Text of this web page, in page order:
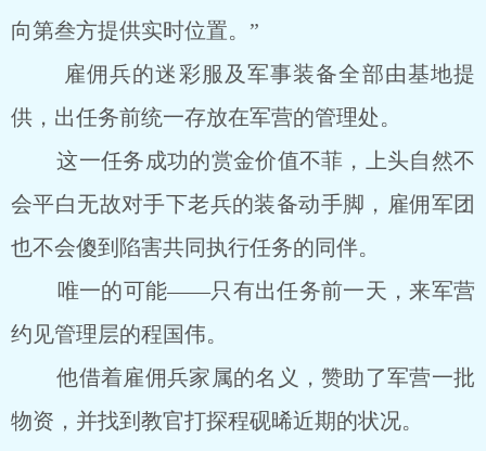
向第叁方提供实时位置。”
雇佣兵的迷彩服及军事装备全部由基地提
供，出任务前统一存放在军营的管理处。
这一任务成功的赏金价值不菲，上头自然不
会平白无故对手下老兵的装备动手脚，雇佣军团
也不会傻到陷害共同执行任务的同伴。
唯一的可能——只有出任务前一天，来军营
约见管理层的程国伟。
他借着雇佣兵家属的名义，赞助了军营一批
物资，并找到教官打探程砚晞近期的状况。